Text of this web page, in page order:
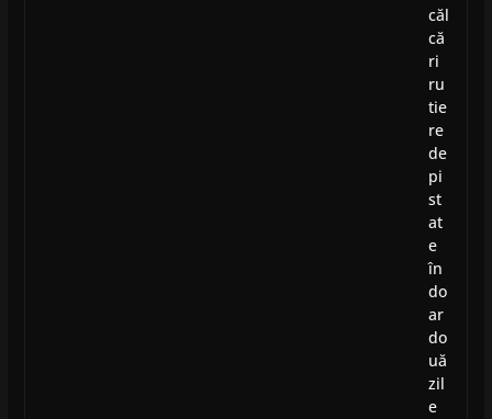
căl
că
ri
ru
tie
re
de
pi
st
at
e
în
do
ar
do
uă
zil
e